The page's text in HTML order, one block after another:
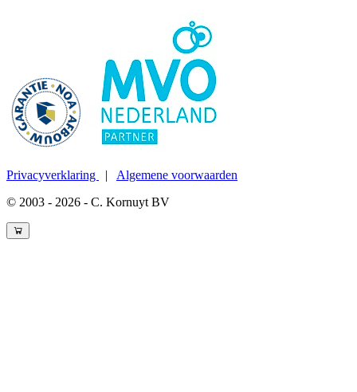
Privacyverklaring | Algemene voorwaarden
© 2003 - 2026 - C. Kornuyt BV